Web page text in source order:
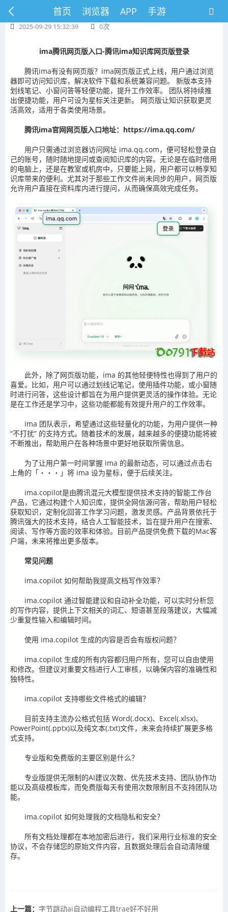
首页 浏览器 APP 手游
2025-09-29 15:32:39 0次
ima腾讯网页版入口-腾讯ima知识库网页版登录
腾讯ima有没有网页版？ima网页版正式上线，用户通过浏览
器即可访问知识库，解决软件下载和系统兼容问题。 新版本支持
划线笔记、小窗问答等轻便功能，提升工作效率。 团队将持续推
出便捷功能，用户可设为星标关注更新。 网页版让知识获取更灵
活高效，适用于各类使用场景。
腾讯ima官网网页版入口地址：https://ima.qq.com/
用户只需通过浏览器访问网址 ima.qq.com，便可轻松登录自
己的账号，随时随地提问或查阅知识库的内容。无论是在临时借用
的电脑上，还是在教室或机房中，只要能上网，用户都可以畅享知
识库带来的便利。尤其对于那些工作文件尚未同步的用户，网页版
允许用户直接在资料库内进行提问，从而确保高效完成任务。
此外，除了网页版功能，ima 的其他轻便特性也得到了用户的
喜爱。比如，用户可以通过划线记笔记，使用插件功能，或小窗随
时进行问答，这些设计都旨在为用户提供更灵活的操作体验。无论
是在工作还是学习中，这些功能都能有效提升用户的工作效率。
ima 团队表示，希望通过这些轻量化的功能，为用户提供一种
“不打扰” 的支持方式。随着技术的发展，越来越多的便捷功能将被
不断推出，帮助用户在各种场景中更好地获取所需信息。
为了让用户第一时间掌握 ima 的最新动态，可以通过点击右
上角的「・・・」将 ima 设为星标，便于后续关注。
ima.copilot是由腾讯混元大模型提供技术支持的智能工作台
产品，它通过构建个人知识库，提供全网信源问答，帮助用户轻松
获取知识，定制化回答工作学习问题，激发灵感。产品背景依托于
腾讯强大的技术支持，结合人工智能技术，旨在提升用户在搜索、
阅读、写作等方面的效率和体验。目前产品提供免费下载的Mac客
户端，未来将推出更多版本。
常见问题
ima.copilot 如何帮助我提高文档写作效率？
ima.copilot 通过智能建议和自动补全功能，可以实时分析您
的写作内容，提供上下文相关的词汇、短语甚至段落建议，大幅减
少重复性输入和编辑时间。
使用 ima.copilot 生成的内容是否会有版权问题？
ima.copilot 生成的所有内容都归用户所有，您可以自由使用
和修改。但建议对重要文档进行人工审核，以确保内容的准确性和
独特性。
ima.copilot 支持哪些文件格式的编辑？
目前支持主流办公格式包括 Word(.docx)、Excel(.xlsx)、
PowerPoint(.pptx)以及纯文本(.txt)文件，未来会持续扩展更多格
式支持。
专业版和免费版的主要区别是什么？
专业版提供无限制的AI建议次数、优先技术支持、团队协作功
能以及高级模板库，而免费版每天有使用次数限制且不支持团队功
能。
ima.copilot 如何处理我的文档隐私和安全？
所有文档处理都在本地加密后进行，我们采用行业标准的安全
协议，不会存储您的原始文件内容，且数据处理后会自动清除缓
存。
上一篇： 字节跳动ai自动编程工具trae好不好用